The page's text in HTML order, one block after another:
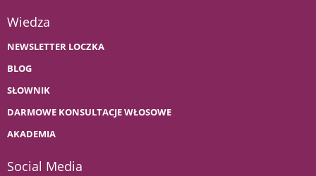
Wiedza
NEWSLETTER LOCZKA
BLOG
SŁOWNIK
DARMOWE KONSULTACJE WŁOSOWE
AKADEMIA
Social Media